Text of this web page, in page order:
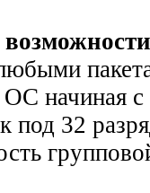
начиная
под 32